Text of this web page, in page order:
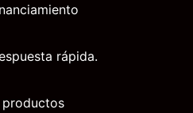
rápida.
productos